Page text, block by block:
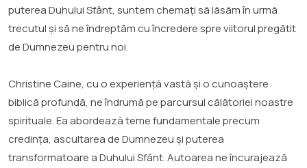
puterea Duhului Sfânt, suntem chemați să lăsăm în urmă
trecutul și să ne îndreptăm cu încredere spre viitorul pregătit
de Dumnezeu pentru noi.
Christine Caine, cu o experiență vastă și o cunoaștere
biblică profundă, ne îndrumă pe parcursul călătoriei noastre
spirituale. Ea abordează teme fundamentale precum
credința, ascultarea de Dumnezeu și puterea
transformatoare a Duhului Sfânt. Autoarea ne încurajează